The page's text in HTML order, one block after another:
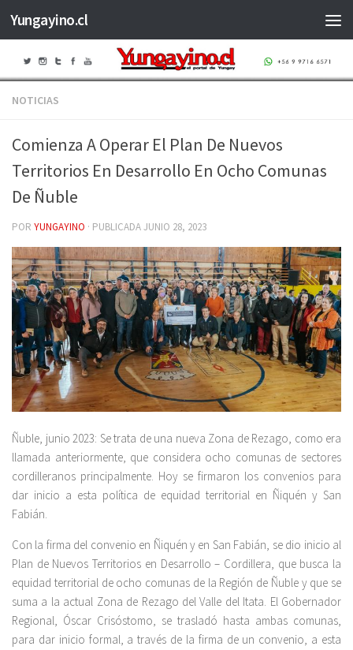
Saltar al contenido
Yungayino.cl
NOTICIAS
Comienza A Operar El Plan De Nuevos
Territorios En Desarrollo En Ocho Comunas
De Ñuble
POR YUNGAYINO · PUBLICADAJUNIO 28, 2023
Ñuble, junio 2023: Se trata de una nueva Zona de Rezago, como era
llamada anteriormente, que considera ocho comunas de sectores
cordilleranos principalmente. Hoy se firmaron los convenios para
dar inicio a esta política de equidad territorial en Ñiquén y San
Fabián.
Con la firma del convenio en Ñiquén y en San Fabián, se dio inicio al
Plan de Nuevos Territorios en Desarrollo – Cordillera, que busca la
equidad territorial de ocho comunas de la Región de Ñuble y que se
suma a la actual Zona de Rezago del Valle del Itata. El Gobernador
Regional, Óscar Crisóstomo, se trasladó hasta ambas comunas,
para dar inicio formal, a través de la firma de un convenio, a esta